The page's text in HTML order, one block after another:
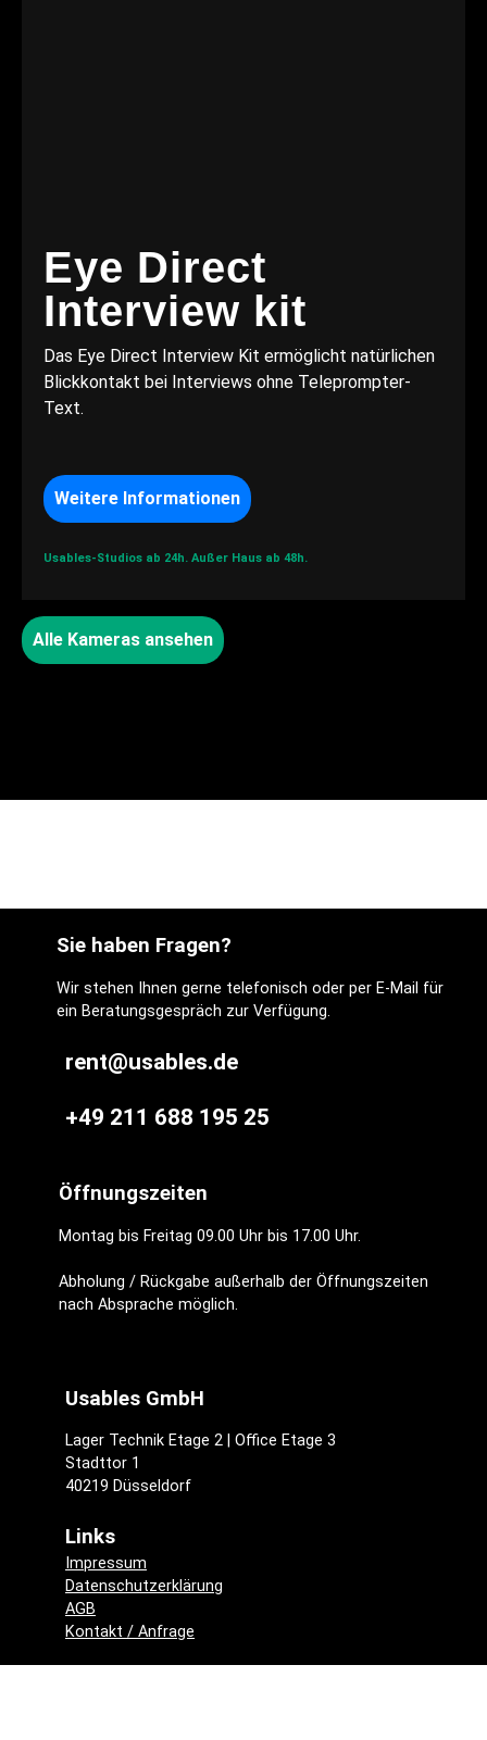
Eye Direct
Interview kit
Das Eye Direct Interview Kit ermöglicht natürlichen
Blickkontakt bei Interviews ohne Teleprompter-
Text.
Weitere Informationen
Usables-Studios ab 24h. Außer Haus ab 48h.
Alle Kameras ansehen
Sie haben Fragen?
Wir stehen Ihnen gerne telefonisch oder per E-Mail für
ein Beratungsgespräch zur Verfügung.
rent@usables.de
+49 211 688 195 25
Öffnungszeiten
Montag bis Freitag 09.00 Uhr bis 17.00 Uhr.
Abholung / Rückgabe außerhalb der Öffnungszeiten
nach Absprache möglich.
Usables GmbH
Lager Technik Etage 2 | Office Etage 3
Stadttor 1
40219 Düsseldorf
Links
Impressum
Datenschutzerklärung
AGB
Kontakt / Anfrage